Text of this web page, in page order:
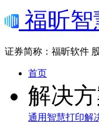
福昕智
证券简称：福昕软件
首页
解决
通用智慧打印解